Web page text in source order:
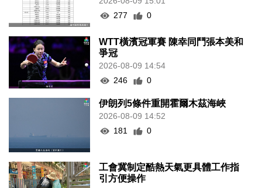
277
0
WTT橫濱冠軍賽 陳幸同鬥張本美和
爭冠
2026-08-09 14:54
246
0
伊朗列5條件重開霍爾木茲海峽
2026-08-09 14:52
181
0
工會冀制定酷熱天氣更具體工作指
引方便操作